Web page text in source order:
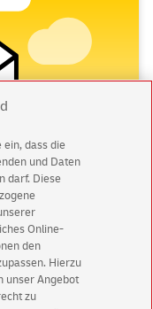
Angebote und
5 € Gutschein
dass die
und Daten
darf. Diese
Online-
den
Hierzu
unser Angebot
zu